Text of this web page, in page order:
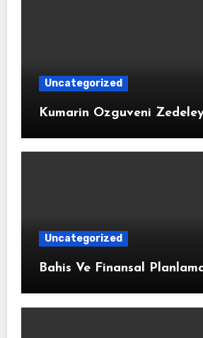
Uncategorized
Kumarin Ozguveni
Uncategorized
Bahis Ve Finansal